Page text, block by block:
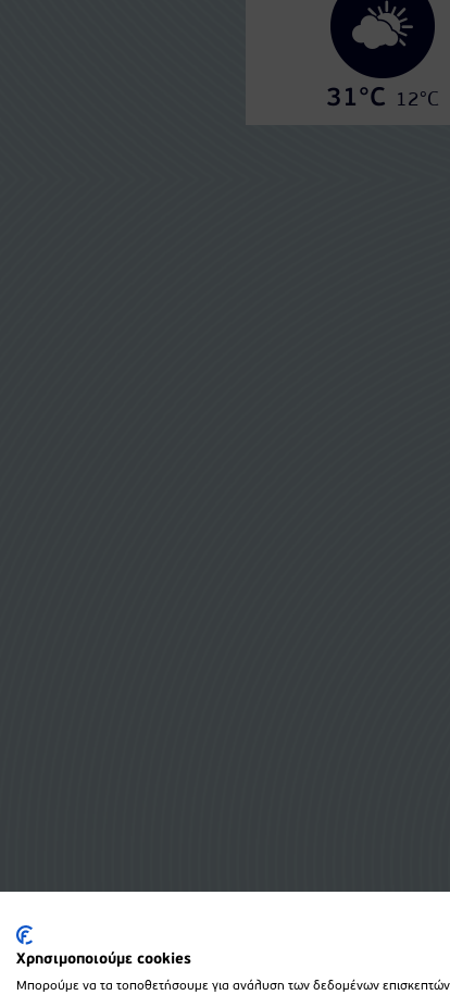
31°C 12°C
Χρησιμοποιούμε cookies
Μπορούμε να τα τοποθετήσουμε για ανάλυση των δεδομένων